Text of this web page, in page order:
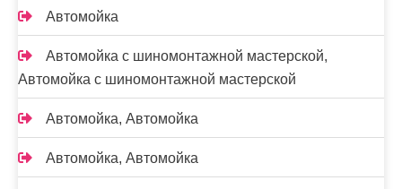
Автомойка
Автомойка с шиномонтажной мастерской,
Автомойка с шиномонтажной мастерской
Автомойка, Автомойка
Автомойка, Автомойка